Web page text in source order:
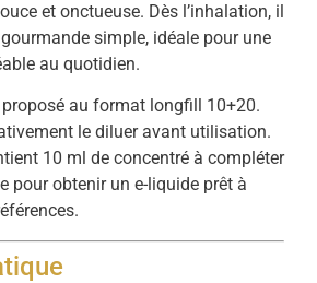
et onctueuse. Dès l’inhalation, il
simple, idéale pour une
au quotidien.
proposé au format longfill 10+20.
le diluer avant utilisation.
10 ml de concentré à compléter
pour obtenir un e-liquide prêt à